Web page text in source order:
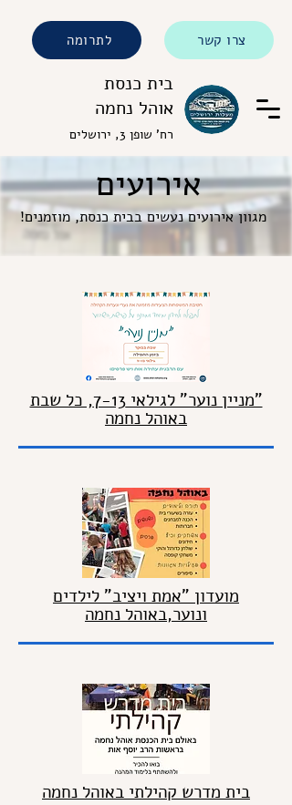
בית כנסת
אוהל נחמה
רח' שופן 3, ירושלים
לתרומה צרו קשר
אירועים
מגוון אירועים נעשים בבית כנסת, מוזמנים!
"מניין נוער" לגילאי 7-13, כל שבת
באוהל נחמה
מועדון "אמת ויציב" לילדים
ונוער,באוהל נחמה
בית מדרש קהילתי באוהל נחמה